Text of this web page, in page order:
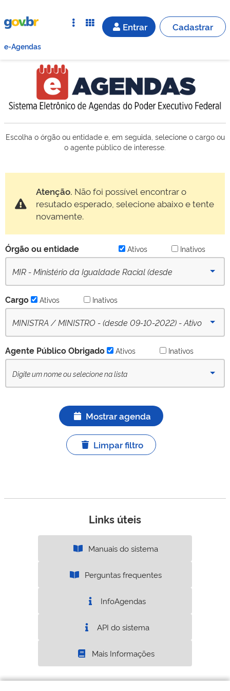
Entrar Cadastrar
e-Agendas
Escolha o órgão ou entidade e, em seguida, selecione o cargo ou
o agente público de interesse.
Atenção. Não foi possível encontrar o
resutado esperado, selecione abaixo e tente
novamente.
Órgão ou entidade Ativos Inativos
MIR - Ministério da Igualdade Racial (desde
Cargo Ativos Inativos
MINISTRA / MINISTRO - (desde 09-10-2022) - Ativo
Agente Público Obrigado Ativos Inativos
Mostrar agenda
Limpar filtro
Links úteis
Manuais do sistema
Perguntas frequentes
InfoAgendas
API do sistema
Mais Informações